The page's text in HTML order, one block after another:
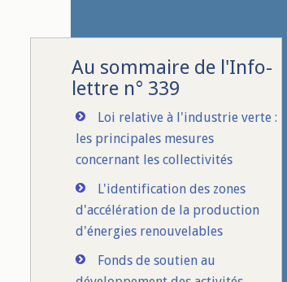
Au sommaire de l'Info-
lettre n° 339
Loi relative à l'industrie verte :
les principales mesures
concernant les collectivités
L'identification des zones
d'accélération de la production
d'énergies renouvelables
Fonds de soutien au